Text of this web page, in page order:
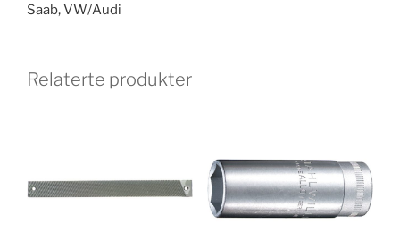
Saab, VW/Audi
Relaterte produkter